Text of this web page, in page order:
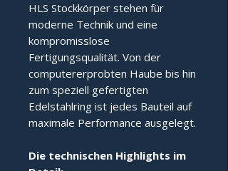
HLS Stockkörper stehen für
moderne Technik und eine
kompromisslose
Fertigungsqualität. Von der
computererprobten Haube bis hin
zum speziell gefertigten
Edelstahlring ist jedes Bauteil auf
maximale Performance ausgelegt.
Die technischen Highlights im